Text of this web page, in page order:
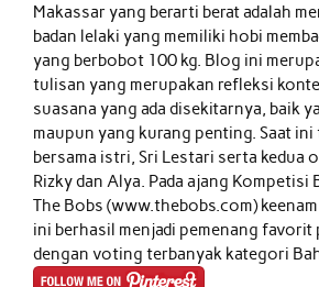
Makassar yang berarti berat adalah
badan lelaki yang memiliki hobi
yang berbobot 100 kg. Blog ini
tulisan yang merupakan refleksi
suasana yang ada disekitarnya, baik
maupun yang kurang penting. Saat
bersama istri, Sri Lestari serta kedua
Rizky dan Alya. Pada ajang
The Bobs (www.thebobs.com)
ini berhasil menjadi pemenang
dengan voting terbanyak kategori